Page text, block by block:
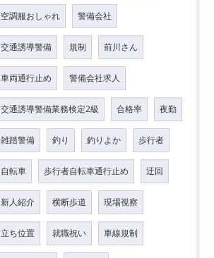
空調服おしゃれ 警備会社
交通誘導警備 規制 前川さん
車両通行止め 警備会社求人
交通誘導警備業務検定2級 合格率 夜勤
雑踏警備 釣り 釣りよか 歩行者
自転車 歩行者自転車通行止め 迂回
新人紹介 横断歩道 現場視察
立ち位置 就職祝い 車線規制